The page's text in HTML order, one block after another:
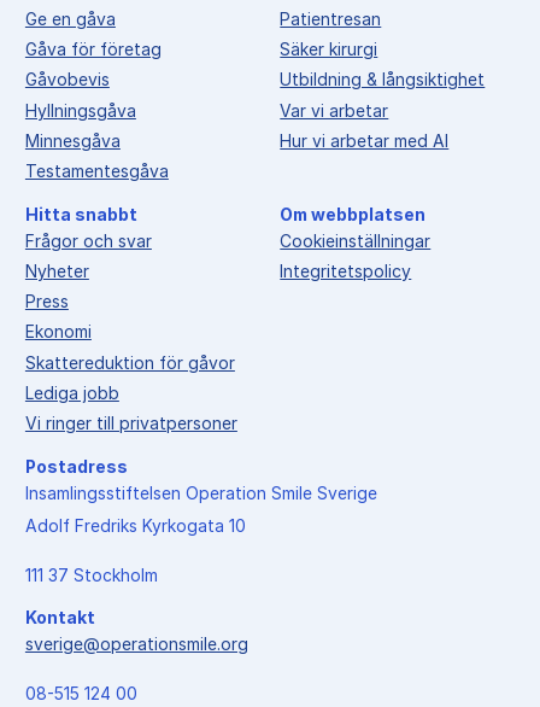
Ge en gåva
Gåva för företag
Gåvobevis
Hyllningsgåva
Minnesgåva
Testamentesgåva
Patientresan
Säker kirurgi
Utbildning & långsiktighet
Var vi arbetar
Hur vi arbetar med AI
Hitta snabbt
Frågor och svar
Nyheter
Press
Ekonomi
Skattereduktion för gåvor
Lediga jobb
Vi ringer till privatpersoner
Om webbplatsen
Cookieinställningar
Integritetspolicy
Postadress
Insamlingsstiftelsen Operation Smile Sverige
Adolf Fredriks Kyrkogata 10
111 37 Stockholm
Kontakt
sverige@operationsmile.org
08-515 124 00